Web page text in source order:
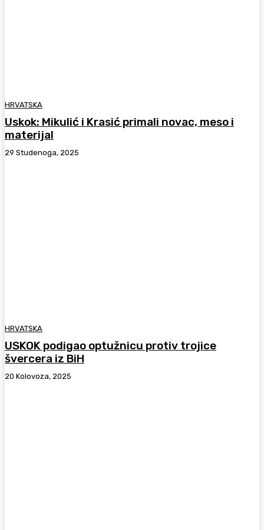
HRVATSKA
Uskok: Mikulić i Krasić primali novac, meso i
materijal
29 Studenoga, 2025
HRVATSKA
USKOK podigao optužnicu protiv trojice
švercera iz BiH
20 Kolovoza, 2025